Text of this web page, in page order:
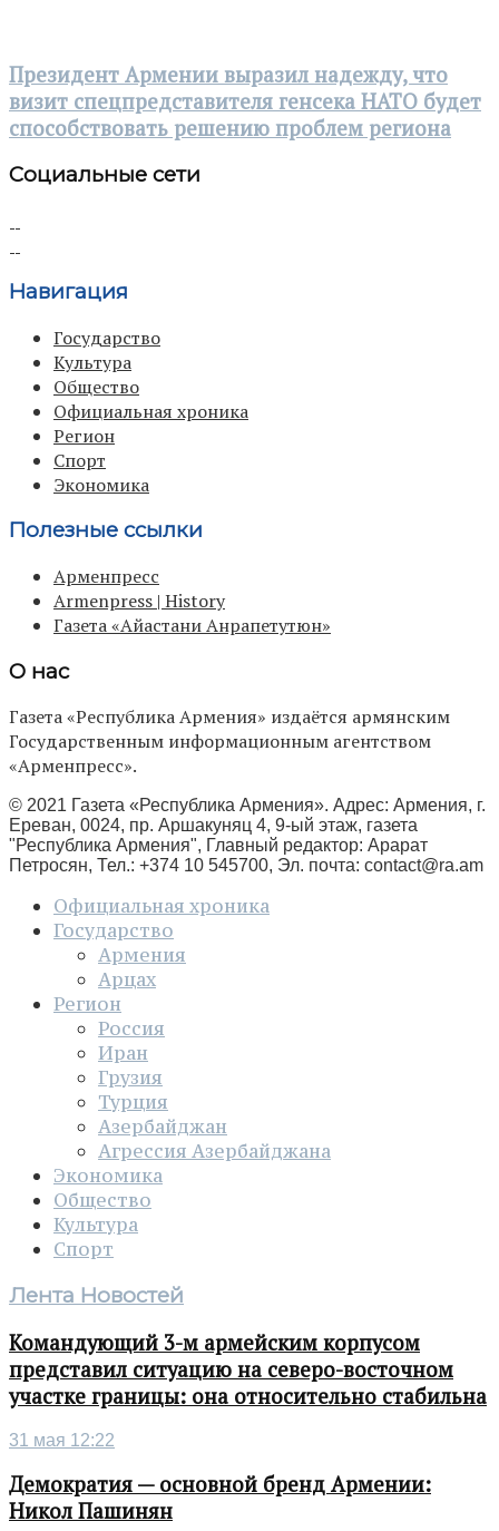
Президент Армении выразил надежду, что
визит спецпредставителя генсека НАТО будет
способствовать решению проблем региона
Социальные сети
Навигация
Государство
Культура
Общество
Официальная хроника
Регион
Спорт
Экономика
Полезные ссылки
Арменпресс
Armenpress | History
Газета «Айастани Анрапетутюн»
О нас
Газета «Республика Армения» издаётся армянским
Государственным информационным агентством
«Арменпресс».
© 2021 Газета «Республика Армения». Адрес: Армения, г.
Ереван, 0024, пр. Аршакуняц 4, 9-ый этаж, газета
"Республика Армения", Главный редактор: Арарат
Петросян, Тел.: +374 10 545700, Эл. почта: contact@ra.am
Официальная хроника
Государство
Армения
Арцах
Регион
Россия
Иран
Грузия
Турция
Азербайджан
Агрессия Азербайджана
Экономика
Общество
Культура
Спорт
Лента Новостей
Командующий 3-м армейским корпусом
представил ситуацию на северо-восточном
участке границы: она относительно стабильна
31 мая 12:22
Демократия — основной бренд Армении:
Никол Пашинян